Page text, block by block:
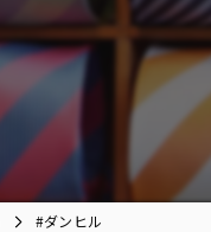
#ダンヒル